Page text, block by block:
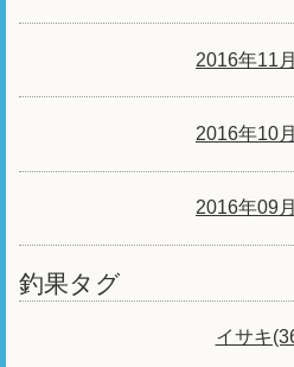
2016年11
2016年10
2016年09
釣果タグ
イサキ